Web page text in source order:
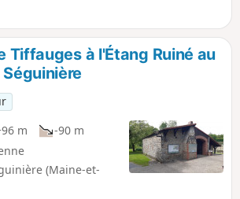
par le Bois Lavau de Cholet. Il
au départ assez court et un autre plus
Attention aux petites jambes !
Tiffauges à l'Étang Ruiné au
m
-90 m
(Maine-et-